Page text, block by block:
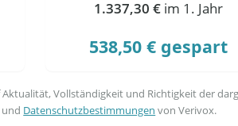
1.337,30 € im 1. Jahr
538,50 € gespart
Vollständigkeit und Richtigkeit der
und Datenschutzbestimmungen von Verivox.